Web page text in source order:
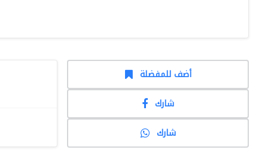
أضف للمفضلة
شارك
شارك